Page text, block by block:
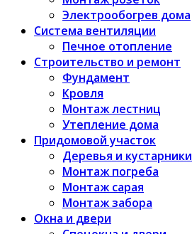
Электрообогрев дома
Система вентиляции
Печное отопление
Строительство и ремонт
Фундамент
Кровля
Монтаж лестниц
Утепление дома
Придомовой участок
Деревья и кустарники
Монтаж погреба
Монтаж сарая
Монтаж забора
Окна и двери